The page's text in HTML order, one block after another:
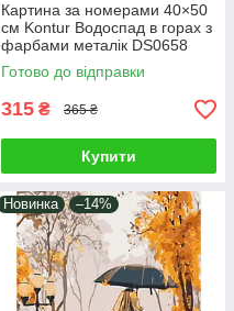
Картина за номерами 40×50
см Kontur Водоспад в горах з
фарбами металік DS0658
Готово до відправки
315 ₴ 365 ₴
Купити
Новинка –14%